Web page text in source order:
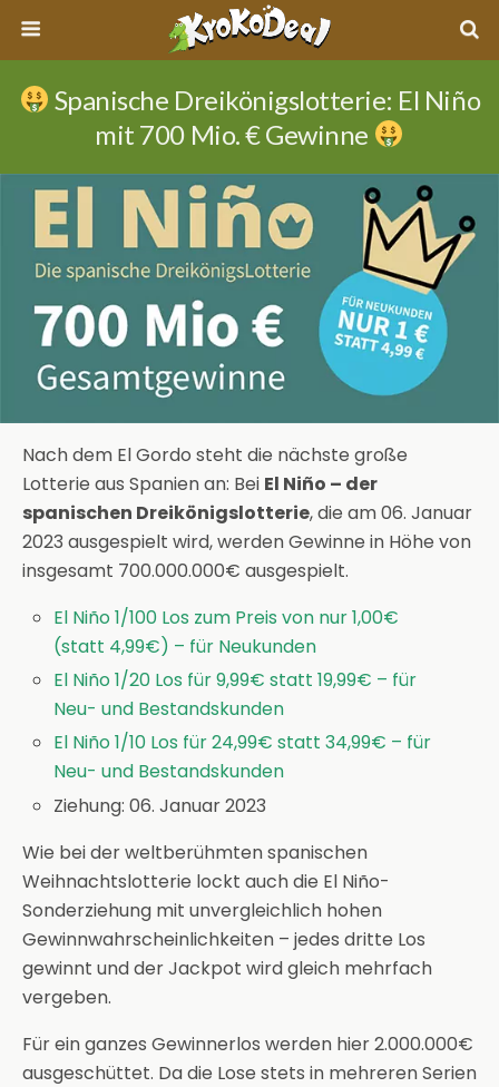
Spanische Dreikönigslotterie: El Niño
mit 700 Mio. € Gewinne
Nach dem El Gordo steht die nächste große
Lotterie aus Spanien an: Bei El Niño – der
spanischen Dreikönigslotterie, die am 06. Januar
2023 ausgespielt wird, werden Gewinne in Höhe von
insgesamt 700.000.000€ ausgespielt.
El Niño 1/100 Los zum Preis von nur 1,00€
(statt 4,99€) – für Neukunden
El Niño 1/20 Los für 9,99€ statt 19,99€ – für
Neu- und Bestandskunden
El Niño 1/10 Los für 24,99€ statt 34,99€ – für
Neu- und Bestandskunden
Ziehung: 06. Januar 2023
Wie bei der weltberühmten spanischen
Weihnachtslotterie lockt auch die El Niño-
Sonderziehung mit unvergleichlich hohen
Gewinnwahrscheinlichkeiten – jedes dritte Los
gewinnt und der Jackpot wird gleich mehrfach
vergeben.
Für ein ganzes Gewinnerlos werden hier 2.000.000€
ausgeschüttet. Da die Lose stets in mehreren Serien